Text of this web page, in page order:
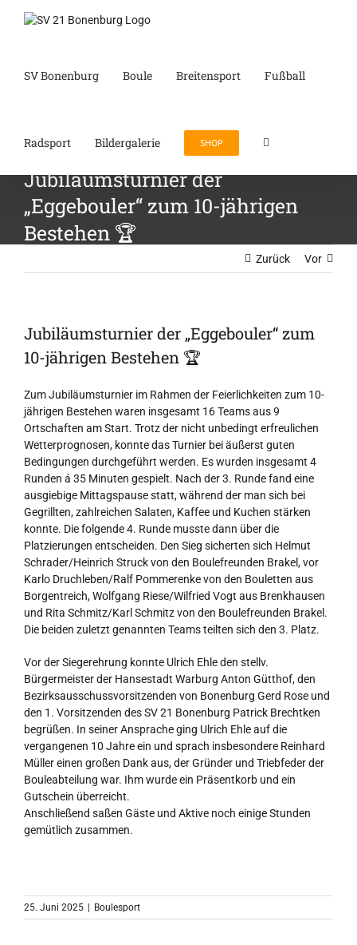
Inhalt
SV Bonenburg Boule Breitensport Fußball
Radsport Bildergalerie SHOP
Jubiläumsturnier der
„Eggebouler“ zum 10-jährigen
Bestehen 🏆
Zurück Vor
Jubiläumsturnier der „Eggebouler“ zum
10-jährigen Bestehen 🏆
Zum Jubiläumsturnier im Rahmen der Feierlichkeiten zum 10-
jährigen Bestehen waren insgesamt 16 Teams aus 9
Ortschaften am Start. Trotz der nicht unbedingt erfreulichen
Wetterprognosen, konnte das Turnier bei äußerst guten
Bedingungen durchgeführt werden. Es wurden insgesamt 4
Runden á 35 Minuten gespielt. Nach der 3. Runde fand eine
ausgiebige Mittagspause statt, während der man sich bei
Gegrillten, zahlreichen Salaten, Kaffee und Kuchen stärken
konnte. Die folgende 4. Runde musste dann über die
Platzierungen entscheiden. Den Sieg sicherten sich Helmut
Schrader/Heinrich Struck von den Boulefreunden Brakel, vor
Karlo Druchleben/Ralf Pommerenke von den Bouletten aus
Borgentreich, Wolfgang Riese/Wilfried Vogt aus Brenkhausen
und Rita Schmitz/Karl Schmitz von den Boulefreunden Brakel.
Die beiden zuletzt genannten Teams teilten sich den 3. Platz.
Vor der Siegerehrung konnte Ulrich Ehle den stellv.
Bürgermeister der Hansestadt Warburg Anton Gütthof, den
Bezirksausschussvorsitzenden von Bonenburg Gerd Rose und
den 1. Vorsitzenden des SV 21 Bonenburg Patrick Brechtken
begrüßen. In seiner Ansprache ging Ulrich Ehle auf die
vergangenen 10 Jahre ein und sprach insbesondere Reinhard
Müller einen großen Dank aus, der Gründer und Triebfeder der
Bouleabteilung war. Ihm wurde ein Präsentkorb und ein
Gutschein überreicht.
Anschließend saßen Gäste und Aktive noch einige Stunden
gemütlich zusammen.
25. Juni 2025 Boulesport